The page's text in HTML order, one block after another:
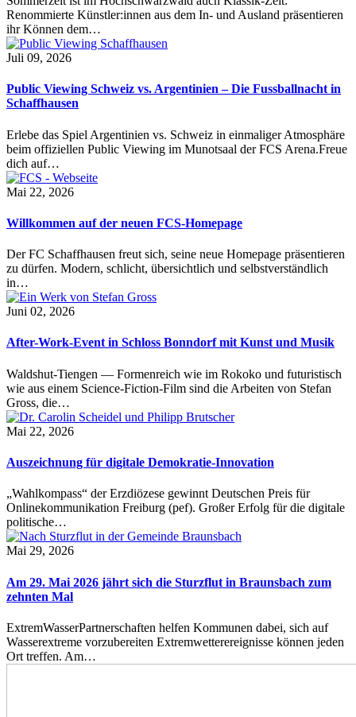
Renommierte Künstler:innen aus dem In- und Ausland präsentieren
ihr Können dem…
Juli 09, 2026
Public Viewing Schweiz vs. Argentinien – Die Fussballnacht in
Schaffhausen
Erlebe das Spiel Argentinien vs. Schweiz in einmaliger Atmosphäre
beim offiziellen Public Viewing im Munotsaal der FCS Arena.Freue
dich auf…
Mai 22, 2026
Willkommen auf der neuen FCS-Homepage
Der FC Schaffhausen freut sich, seine neue Homepage präsentieren
zu dürfen. Modern, schlicht, übersichtlich und selbstverständlich
in…
Juni 02, 2026
After-Work-Event in Schloss Bonndorf mit Kunst und Musik
Waldshut-Tiengen — Formenreich wie im Rokoko und futuristisch
wie aus einem Science-Fiction-Film sind die Arbeiten von Stefan
Gross, die…
Mai 22, 2026
Auszeichnung für digitale Demokratie-Innovation
„Wahlkompass“ der Erzdiözese gewinnt Deutschen Preis für
Onlinekommunikation Freiburg (pef). Großer Erfolg für die digitale
politische…
Mai 29, 2026
Am 29. Mai 2026 jährt sich die Sturzflut in Braunsbach zum
zehnten Mal
ExtremWasserPartnerschaften helfen Kommunen dabei, sich auf
Wasserextreme vorzubereiten Extremwetterereignisse können jeden
Ort treffen. Am…